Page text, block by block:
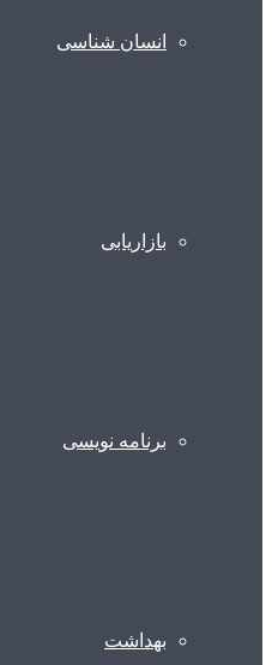
انسان شناسی
بازاریابی
برنامه نویسی
بهداشت